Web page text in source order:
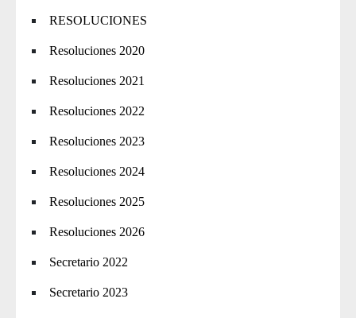
RESOLUCIONES
Resoluciones 2020
Resoluciones 2021
Resoluciones 2022
Resoluciones 2023
Resoluciones 2024
Resoluciones 2025
Resoluciones 2026
Secretario 2022
Secretario 2023